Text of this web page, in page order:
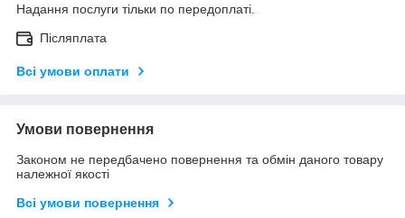
Надання послуги тільки по передоплаті.
Післяплата
Всі умови оплати
Умови повернення
Законом не передбачено повернення та обмін даного товару
належної якості
Всі умови повернення